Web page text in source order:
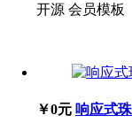
开源 会员模板
￥0元 响应式